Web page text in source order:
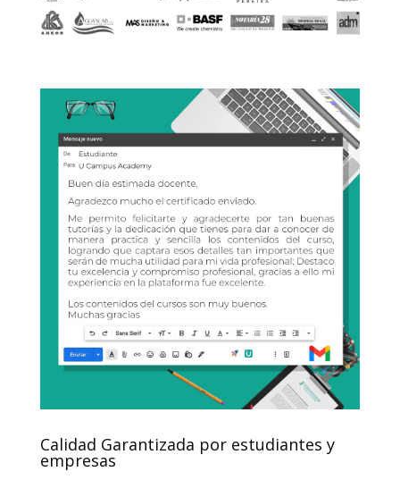
Calidad Garantizada por estudiantes y
empresas